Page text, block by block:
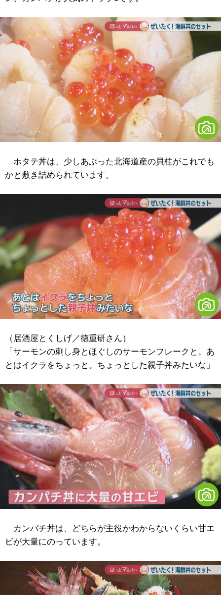
ホタテ丼は、少しあぶった北海道産の貝柱がこれでも
かと敷き詰められています。
（居酒屋とくしげ／徳重研さん）
「サーモンの刺し身とほぐしのサーモンフレークと。あ
とはイクラをちょっと。ちょっとした親子丼みたいな」
カンパチ丼は、どちらが主役かわからないくらい甘エ
ビが大量にのっています。